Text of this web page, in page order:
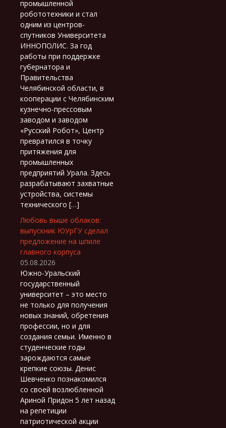
промышленной
робототехники и стал
одним из центров-
спутников Университета
ИННОПОЛИС. За год
работы при поддержке
губернатора и
Правительства
Челябинской области, в
кооперации с Челябинским
кузнечно-прессовым
заводом и заводом
«Русский Робот», Центр
превратился в точку
притяжения для
промышленных
предприятий Урала. Здесь
разрабатывают захватные
устройства, системы
технического […]
Любовь выше облаков:
выпускник ЮУрГУ сделал
предложение на шпиле
главного корпуса
05.08.2026
Южно-Уральский
государственный
университет – это место
не только для получения
новых знаний, обретения
профессии, но и для
создания семьи. Именно в
студенческие годы
зарождаются самые
крепкие союзы. Денис
Шевченко познакомился
со своей возлюбленной
Ариной Придон 5 лет назад
на репетиции
патриотической акции